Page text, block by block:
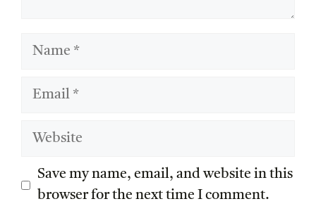
Name
Email
Website
Save my name, email, and website in this
browser for the next time I comment.